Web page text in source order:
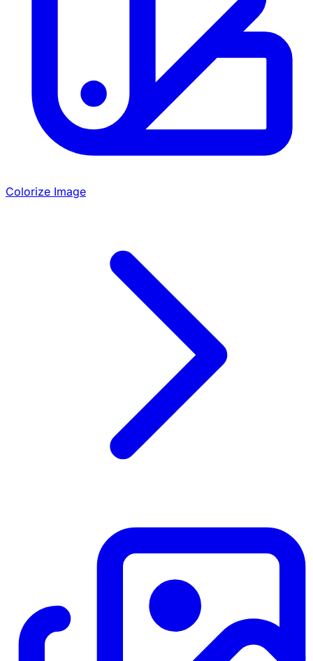
Colorize Image